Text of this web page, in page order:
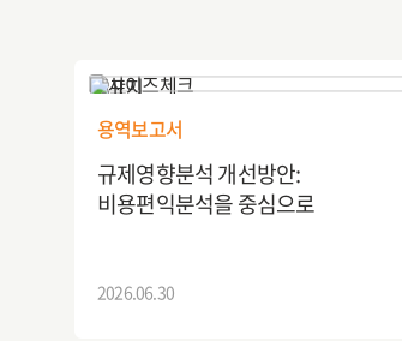
용역보고서
규제영향분석 개선방안:
비용편익분석을 중심으로
2026.06.30